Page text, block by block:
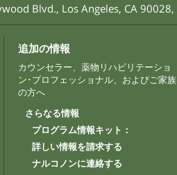
Blvd., Los Angeles, CA 90028,
追加の情報
カウンセラー、薬物リハビリテーショ
ン･プロフェッショナル、およびご家族
の方へ
さらなる情報
プログラム情報キット：
詳しい情報を請求する
ナルコノンに連絡する